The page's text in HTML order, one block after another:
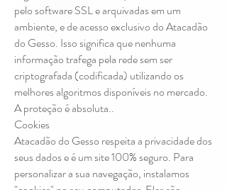
pelo software SSL e arquivadas em um
ambiente, e de acesso exclusivo do Atacadão
do Gesso. Isso significa que nenhuma
informação trafega pela rede sem ser
criptografada (codificada) utilizando os
melhores algoritmos disponíveis no mercado.
A proteção é absoluta..
Cookies
Atacadão do Gesso respeita a privacidade dos
seus dados e é um site 100% seguro. Para
personalizar a sua navegação, instalamos